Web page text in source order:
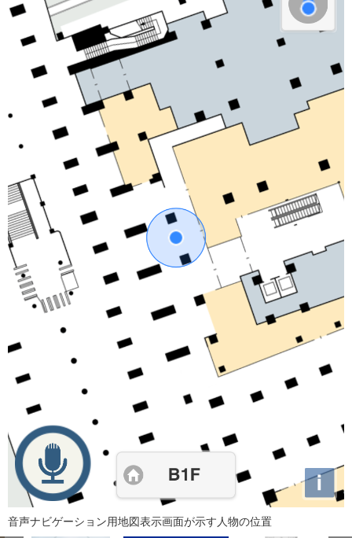
音声ナビゲーション用地図表示画面が示す人物の位置